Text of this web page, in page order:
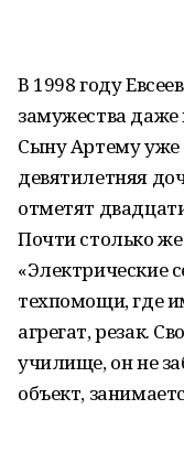
В 1998 году
замужества даже
Сыну Артему уже
девятилетняя
отметят
Почти столько
«Электрические
техпомощи, где
агрегат, резак.
училище, он не
объект,